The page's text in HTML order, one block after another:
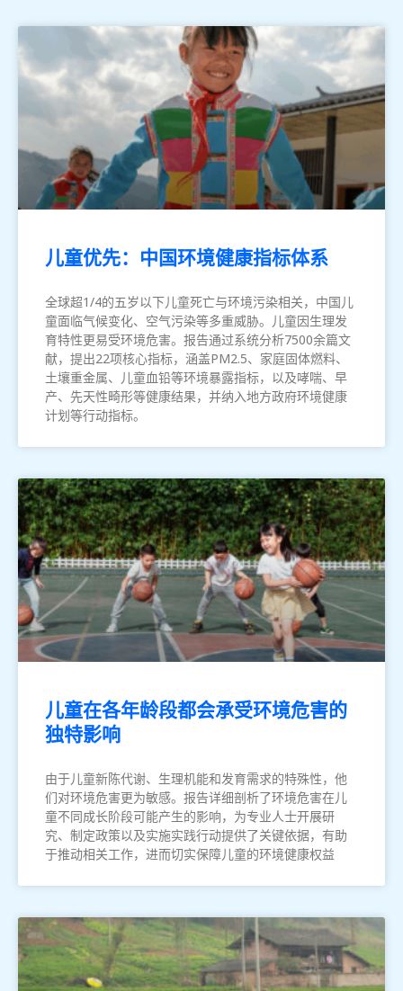
儿童优先：中国环境健康指标体系
全球超1/4的五岁以下儿童死亡与环境污染相关，中国儿
童面临气候变化、空气污染等多重威胁。儿童因生理发
育特性更易受环境危害。报告通过系统分析7500余篇文
献，提出22项核心指标，涵盖PM2.5、家庭固体燃料、
土壤重金属、儿童血铅等环境暴露指标，以及哮喘、早
产、先天性畸形等健康结果，并纳入地方政府环境健康
计划等行动指标。
儿童在各年龄段都会承受环境危害的
独特影响
由于儿童新陈代谢、生理机能和发育需求的特殊性，他
们对环境危害更为敏感。报告详细剖析了环境危害在儿
童不同成长阶段可能产生的影响，为专业人士开展研
究、制定政策以及实施实践行动提供了关键依据，有助
于推动相关工作，进而切实保障儿童的环境健康权益